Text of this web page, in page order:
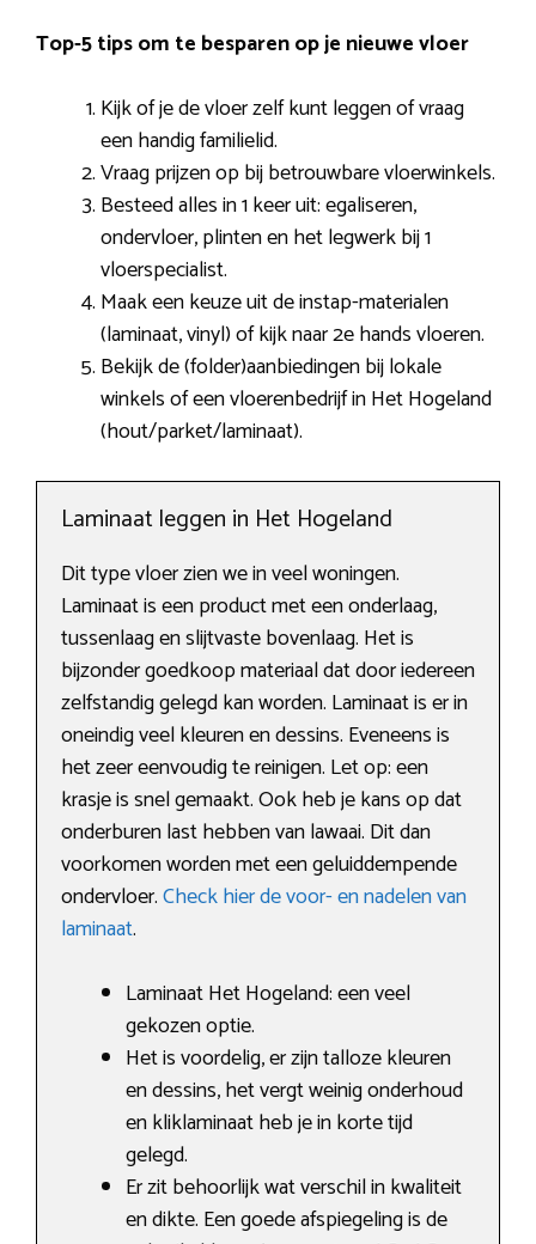
Top-5 tips om te besparen op je nieuwe vloer
Kijk of je de vloer zelf kunt leggen of vraag
een handig familielid.
Vraag prijzen op bij betrouwbare vloerwinkels.
Besteed alles in 1 keer uit: egaliseren,
ondervloer, plinten en het legwerk bij 1
vloerspecialist.
Maak een keuze uit de instap-materialen
(laminaat, vinyl) of kijk naar 2e hands vloeren.
Bekijk de (folder)aanbiedingen bij lokale
winkels of een vloerenbedrijf in Het Hogeland
(hout/parket/laminaat).
Laminaat leggen in Het Hogeland
Dit type vloer zien we in veel woningen.
Laminaat is een product met een onderlaag,
tussenlaag en slijtvaste bovenlaag. Het is
bijzonder goedkoop materiaal dat door iedereen
zelfstandig gelegd kan worden. Laminaat is er in
oneindig veel kleuren en dessins. Eveneens is
het zeer eenvoudig te reinigen. Let op: een
krasje is snel gemaakt. Ook heb je kans op dat
onderburen last hebben van lawaai. Dit dan
voorkomen worden met een geluiddempende
ondervloer.Check hier de voor- en nadelen van
laminaat.
Laminaat Het Hogeland: een veel
gekozen optie.
Het is voordelig, er zijn talloze kleuren
en dessins, het vergt weinig onderhoud
en kliklaminaat heb je in korte tijd
gelegd.
Er zit behoorlijk wat verschil in kwaliteit
en dikte. Een goede afspiegeling is de